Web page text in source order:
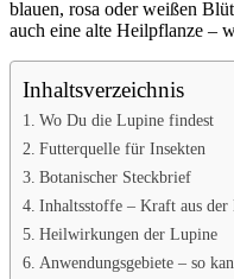
blauen, rosa oder weißen
auch eine alte Heilpflanze –
Inhaltsverzeichnis
Wo Du die Lupine findest
Futterquelle für Insekten
Botanischer Steckbrief
Inhaltsstoffe – Kraft aus der
Heilwirkungen der Lupine
Anwendungsgebiete – so